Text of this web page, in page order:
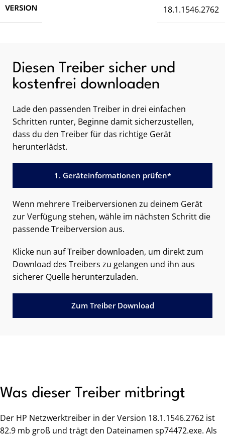
VERSION 18.1.1546.2762
Diesen Treiber sicher und
kostenfrei downloaden
Lade den passenden Treiber in drei einfachen
Schritten runter, Beginne damit sicherzustellen,
dass du den Treiber für das richtige Gerät
herunterlädst.
1. Geräteinformationen prüfen*
Wenn mehrere Treiberversionen zu deinem Gerät
zur Verfügung stehen, wähle im nächsten Schritt die
passende Treiberversion aus.
Klicke nun auf Treiber downloaden, um direkt zum
Download des Treibers zu gelangen und ihn aus
sicherer Quelle herunterzuladen.
Zum Treiber Download
Was dieser Treiber mitbringt
Der HP Netzwerktreiber in der Version 18.1.1546.2762 ist
82.9 mb groß und trägt den Dateinamen sp74472.exe. Als